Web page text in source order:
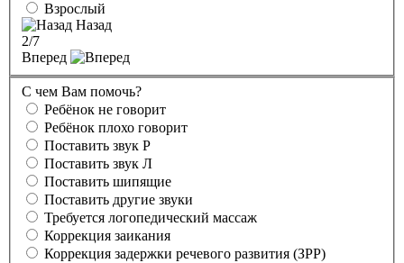
Взрослый
Назад
2/7
Вперед
С чем Вам помочь?
Ребёнок не говорит
Ребёнок плохо говорит
Поставить звук Р
Поставить звук Л
Поставить шипящие
Поставить другие звуки
Требуется логопедический массаж
Коррекция заикания
Коррекция задержки речевого развития (ЗРР)